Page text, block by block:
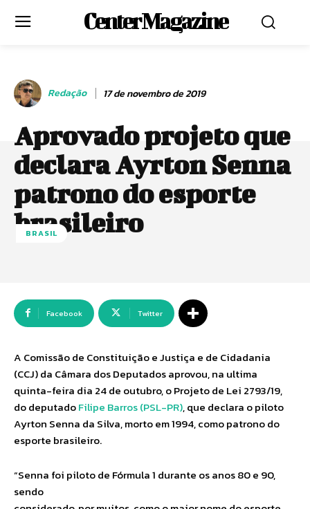
Center Magazine
Redação 17 de novembro de 2019
Aprovado projeto que
declara Ayrton Senna
patrono do esporte
brasileiro
BRASIL
Facebook Twitter
A Comissão de Constituição e Justiça e de Cidadania
(CCJ) da Câmara dos Deputados aprovou, na ultima
quinta-feira dia 24 de outubro, o Projeto de Lei 2793/19,
do deputadoFilipe Barros (PSL-PR), que declara o piloto
Ayrton Senna da Silva, morto em 1994, como patrono do
esporte brasileiro.
“Senna foi piloto de Fórmula 1 durante os anos 80 e 90,
sendo